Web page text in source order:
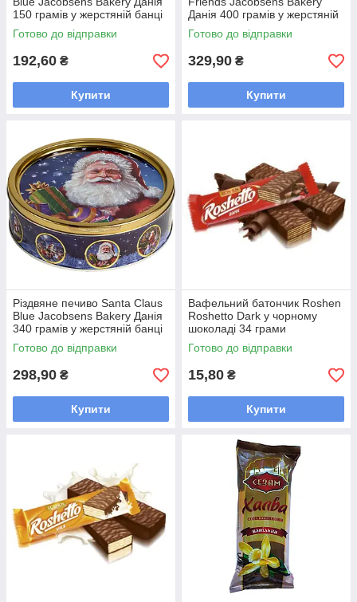
150 грамів у жерстяній банці
Готово до відправки
192,60 ₴
Купити
Данія 400 грамів у жерстяній
банці
Готово до відправки
329,90 ₴
Купити
Різдвяне печиво Santa Claus
Blue Jacobsens Bakery Данія
340 грамів у жерстяній банці
Готово до відправки
298,90 ₴
Купити
Вафельний батончик Roshen
Roshetto Dark у чорному
шоколаді 34 грами
Готово до відправки
15,80 ₴
Купити